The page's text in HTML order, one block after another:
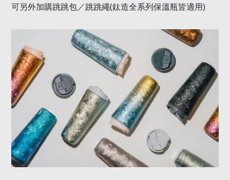
可另外加購跳跳包／跳跳繩(鈦造全系列保溫瓶皆適用)